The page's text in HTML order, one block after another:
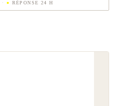
· ● RÉPONSE 24 H